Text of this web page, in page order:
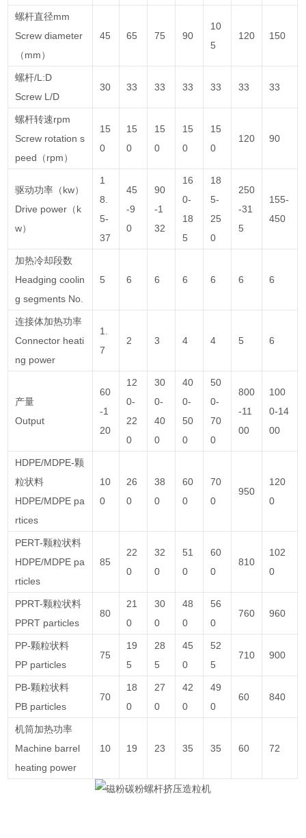
螺杆直径mm
Screw diameter
（mm）
45 65 75 90
10
5
120 150
螺杆/L:D
Screw L/D
30 33 33 33 33 33 33
螺杆转速rpm
Screw rotation s
peed（rpm）
15
0
15
0
15
0
15
0
15
0
120 90
驱动功率（kw）
Drive power（k
w）
1
8.
5-
37
45
-9
0
90
-1
32
16
0-
18
5
18
5-
25
0
250
-31
5
155-
450
加热冷却段数
Headging coolin
g segments No.
5 6 6 6 6 6 6
连接体加热功率
Connector heati
ng power
1.
7
2 3 4 4 5 6
产量
Output
60
-1
20
12
0-
22
0
30
0-
40
0
40
0-
50
0
50
0-
70
0
800
-11
00
100
0-14
00
HDPE/MDPE-颗
粒状料
HDPE/MDPE pa
rtices
10
0
26
0
38
0
60
0
70
0
950
120
0
PERT-颗粒状料
HDPE/MDPE pa
rticles
85
22
0
32
0
51
0
60
0
810
102
0
PPRT-颗粒状料
PPRT particles
80
21
0
30
0
48
0
56
0
760 960
PP-颗粒状料
PP particles
75
19
5
28
5
45
0
52
5
710 900
PB-颗粒状料
PB particles
70
18
0
27
0
42
0
49
0
60 840
机筒加热功率
Machine barrel
heating power
10 19 23 35 35 60 72